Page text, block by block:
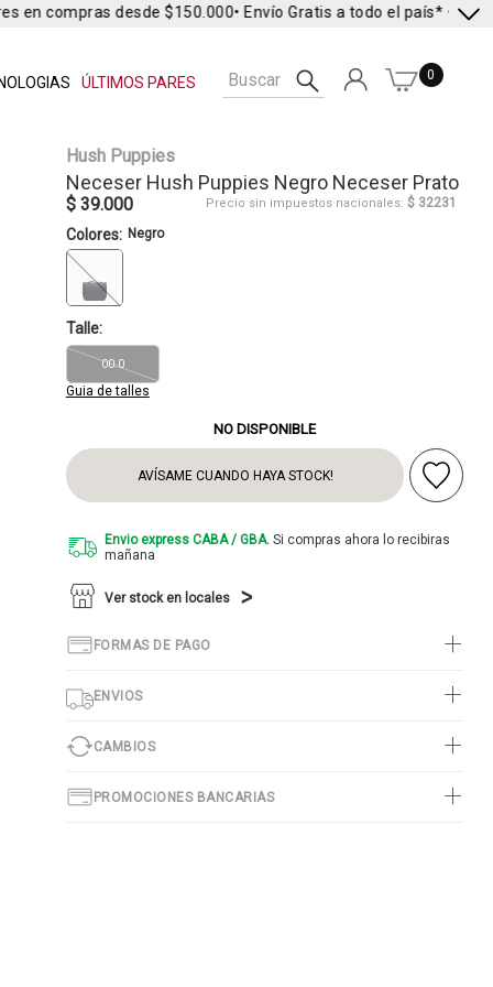
ÚLTIMOS PARES
en compras desde $150.000• Envío Gratis a todo el país* •Envío
0
Hush Puppies
Neceser Hush Puppies Negro Neceser Prato
$ 39.000 Precio sin impuestos nacionales: $ 32231
Colores: Negro
Talle:
Guia de talles
00.0
NO DISPONIBLE
AVÍSAME CUANDO HAYA STOCK!
Envio express CABA / GBA.Si compras ahora lo recibiras
mañana
Ver stock en locales
FORMAS DE PAGO
ENVIOS
CAMBIOS
PROMOCIONES BANCARIAS